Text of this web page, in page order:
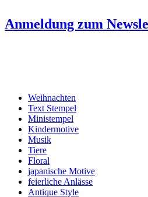
Anmeldung zum
Weihnachten
Text Stempel
Ministempel
Kindermotive
Musik
Tiere
Floral
japanische Motive
feierliche Anlässe
Antique Style